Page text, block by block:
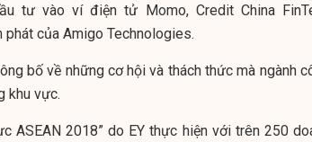
tư vào ví điện tử Momo, Credit China
của Amigo Technologies.
bố về những cơ hội và thách thức mà ngành
khu vực.
ASEAN 2018” do EY thực hiện với trên 250